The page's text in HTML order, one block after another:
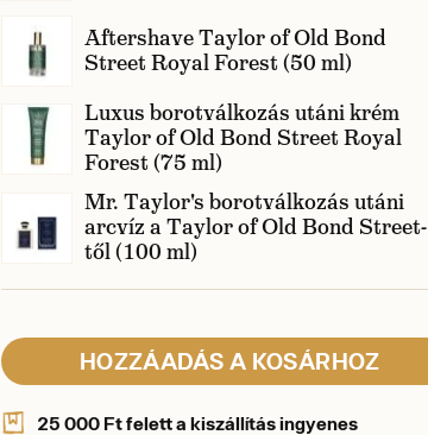
Aftershave Taylor of Old Bond
Street Royal Forest (50 ml)
Luxus borotválkozás utáni krém
Taylor of Old Bond Street Royal
Forest (75 ml)
Mr. Taylor's borotválkozás utáni
arcvíz a Taylor of Old Bond Street-
től (100 ml)
HOZZÁADÁS A KOSÁRHOZ
25 000 Ft felett a kiszállítás ingyenes